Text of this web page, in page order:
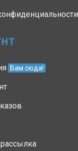
Вам сюда!